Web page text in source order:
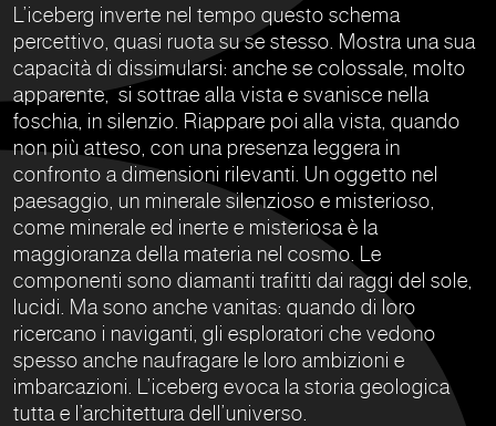
L’iceberg inverte nel tempo questo schema
percettivo, quasi ruota su se stesso. Mostra una sua
capacità di dissimularsi: anche se colossale, molto
apparente, si sottrae alla vista e svanisce nella
foschia, in silenzio. Riappare poi alla vista, quando
non più atteso, con una presenza leggera in
confronto a dimensioni rilevanti. Un oggetto nel
paesaggio, un minerale silenzioso e misterioso,
come minerale ed inerte e misteriosa è la
maggioranza della materia nel cosmo. Le
componenti sono diamanti trafitti dai raggi del sole,
lucidi. Ma sono anche vanitas: quando di loro
ricercano i naviganti, gli esploratori che vedono
spesso anche naufragare le loro ambizioni e
imbarcazioni. L’iceberg evoca la storia geologica
tutta e l’architettura dell’universo.